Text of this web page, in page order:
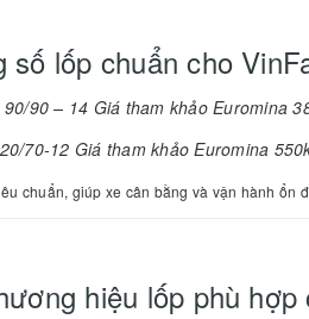
số lốp chuẩn cho
90/90 – 14 Giá tham khảo Euromina
70-12 Giá tham khảo Euromina
chuẩn, giúp xe cân bằng và vận hành ổn
hiệu lốp phù